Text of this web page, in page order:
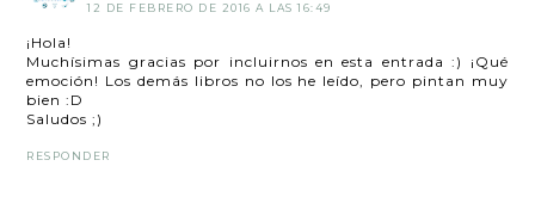
12 DE FEBRERO DE 2016 A LAS 16:49
¡Hola!
Muchísimas gracias por incluirnos en esta entrada :) ¡Qué
emoción! Los demás libros no los he leído, pero pintan muy
bien :D
Saludos ;)
RESPONDER